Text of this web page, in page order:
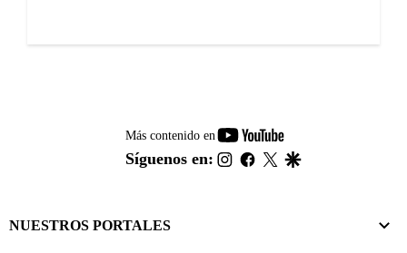
Más contenido en
youtube-
footer
Síguenos en: instagram
facebook
twitter
NUESTROS PORTALES